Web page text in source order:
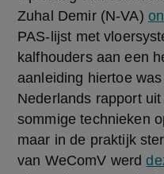
Zuhal Demir (N-VA)
PAS-lijst met
kalfhouders aan een
aanleiding hiertoe
Nederlands rapport
sommige technieken
maar in de praktijk
van WeComV werd